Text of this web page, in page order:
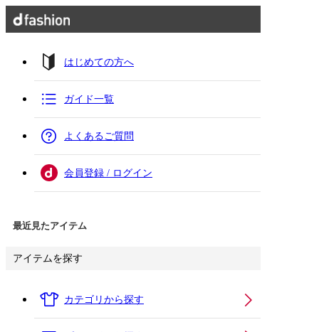
はじめての方へ
ガイド一覧
よくあるご質問
会員登録 / ログイン
最近見たアイテム
アイテムを探す
カテゴリから探す